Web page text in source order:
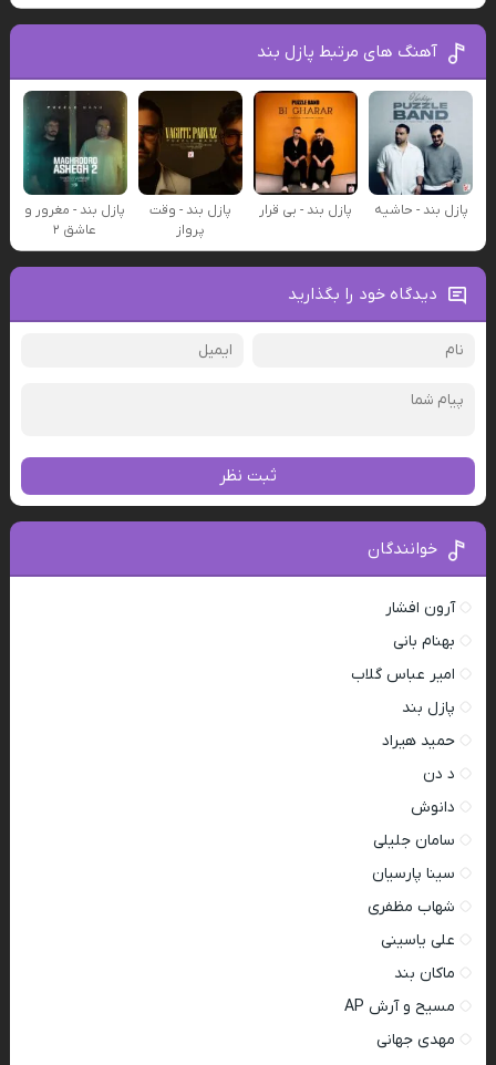
آهنگ های مرتبط پازل بند
پازل بند - حاشیه پازل بند - بی قرار
پازل بند - وقت
پرواز
پازل بند - مغرور و
عاشق ۲
دیدگاه خود را بگذارید
ثبت نظر
خوانندگان
آرون افشار
بهنام بانی
امیر عباس گلاب
پازل بند
حمید هیراد
د دن
دانوش
سامان جلیلی
سینا پارسیان
شهاب مظفری
علی یاسینی
ماکان بند
مسیح و آرش AP
مهدی جهانی